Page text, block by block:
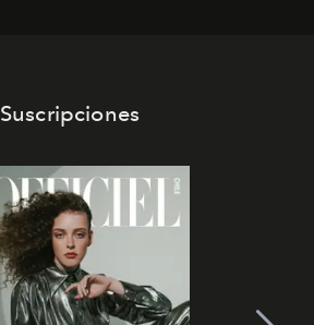
Suscripciones